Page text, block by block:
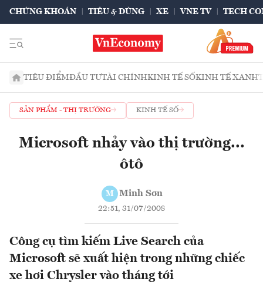
CHỨNG KHOÁN TIÊU & DÙNG XE VNE TV TECH
TIÊU ĐIỂMĐẦU TƯTÀI CHÍNHKINH TẾ SỐKINH TẾ XANH
SẢN PHẨM - THỊ TRƯỜNG KINH TẾ SỐ
Microsoft nhảy vào thị trường...
ôtô
M Minh Sơn
22:51, 31/07/2008
Công cụ tìm kiếm Live Search của
Microsoft sẽ xuất hiện trong những chiếc
xe hơi Chrysler vào tháng tới